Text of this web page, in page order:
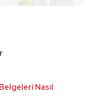
Nasıl